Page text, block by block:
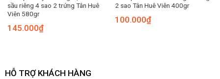
sầu riêng 4 sao 2 trứng Tân Huê
Viên 580gr
145.000₫
2 sao Tân Huê Viên 400gr
100.000₫
HỖ TRỢ KHÁCH HÀNG